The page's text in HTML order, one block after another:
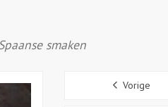
smaken
Sidebar
Vorige